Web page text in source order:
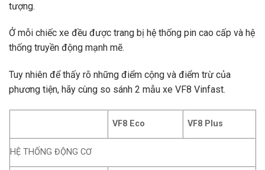
tượng.
Ở mỗi chiếc xe đều được trang bị hệ thống pin cao cấp và hệ
thống truyền động mạnh mẽ.
Tuy nhiên để thấy rõ những điểm cộng và điểm trừ của
phương tiện, hãy cùng so sánh 2 mẫu xe VF8 Vinfast.
VF8 Eco VF8 Plus
HỆ THỐNG ĐỘNG CƠ